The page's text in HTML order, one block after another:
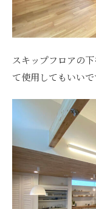
スキップフロアの
て使用してもいい